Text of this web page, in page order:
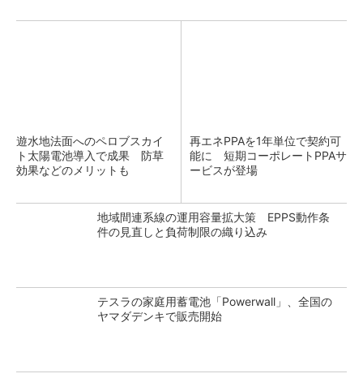
遊水地法面へのペロブスカイ
ト太陽電池導入で成果 防草
効果などのメリットも
再エネPPAを1年単位で契約可
能に 短期コーポレートPPAサ
ービスが登場
地域間連系線の運用容量拡大策 EPPS動作条
件の見直しと負荷制限の織り込み
テスラの家庭用蓄電池「Powerwall」、全国の
ヤマダデンキで販売開始